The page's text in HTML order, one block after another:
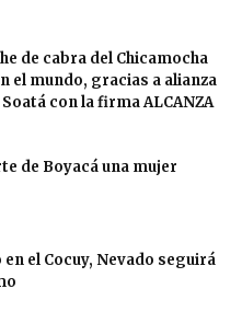
de cabra del Chicamocha
el mundo, gracias a alianza
con la firma ALCANZA
de Boyacá una mujer
el Cocuy, Nevado seguirá